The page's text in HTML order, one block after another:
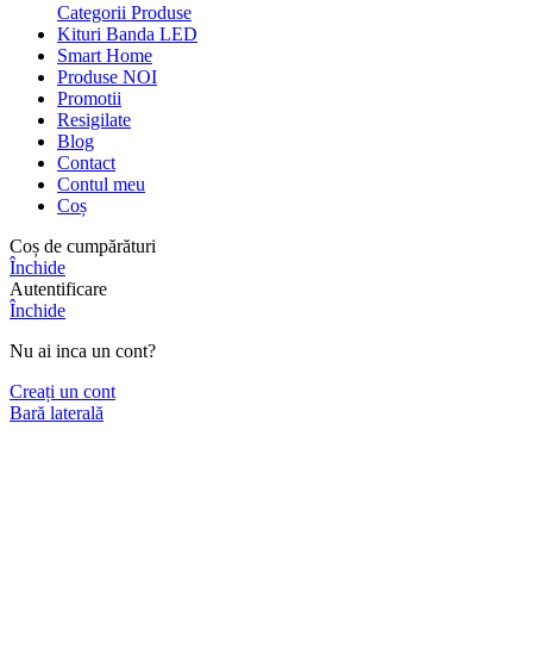
Categorii Produse
Kituri Banda LED
Smart Home
Produse NOI
Promotii
Resigilate
Blog
Contact
Contul meu
Coș
Coș de cumpărături
Închide
Autentificare
Închide
Nu ai inca un cont?
Creați un cont
Bară laterală